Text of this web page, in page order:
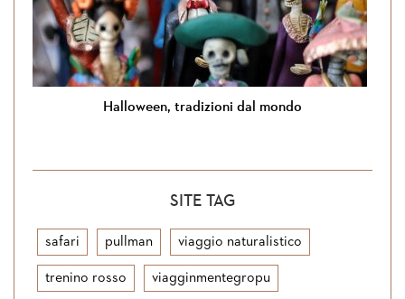
Halloween, tradizioni dal mondo
SITE TAG
safari pullman viaggio naturalistico
trenino rosso viagginmentegropu